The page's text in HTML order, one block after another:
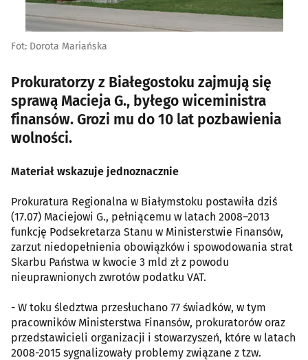
Fot: Dorota Mariańska
Prokuratorzy z Białegostoku zajmują się
sprawą Macieja G., byłego wiceministra
finansów. Grozi mu do 10 lat pozbawienia
wolności.
Materiał wskazuje jednoznacznie
Prokuratura Regionalna w Białymstoku postawiła dziś
(17.07) Maciejowi G., pełniącemu w latach 2008–2013
funkcję Podsekretarza Stanu w Ministerstwie Finansów,
zarzut niedopełnienia obowiązków i spowodowania strat
Skarbu Państwa w kwocie 3 mld zł z powodu
nieuprawnionych zwrotów podatku VAT.
- W toku śledztwa przesłuchano 77 świadków, w tym
pracowników Ministerstwa Finansów, prokuratorów oraz
przedstawicieli organizacji i stowarzyszeń, które w latach
2008-2015 sygnalizowały problemy związane z tzw.